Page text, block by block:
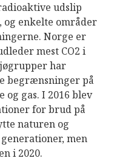
udslip
og enkelte områder
Norge er
mest CO2 i
har
begrænsninger på
gas. I 2016 blev
for brud på
naturen og
men
i 2020.